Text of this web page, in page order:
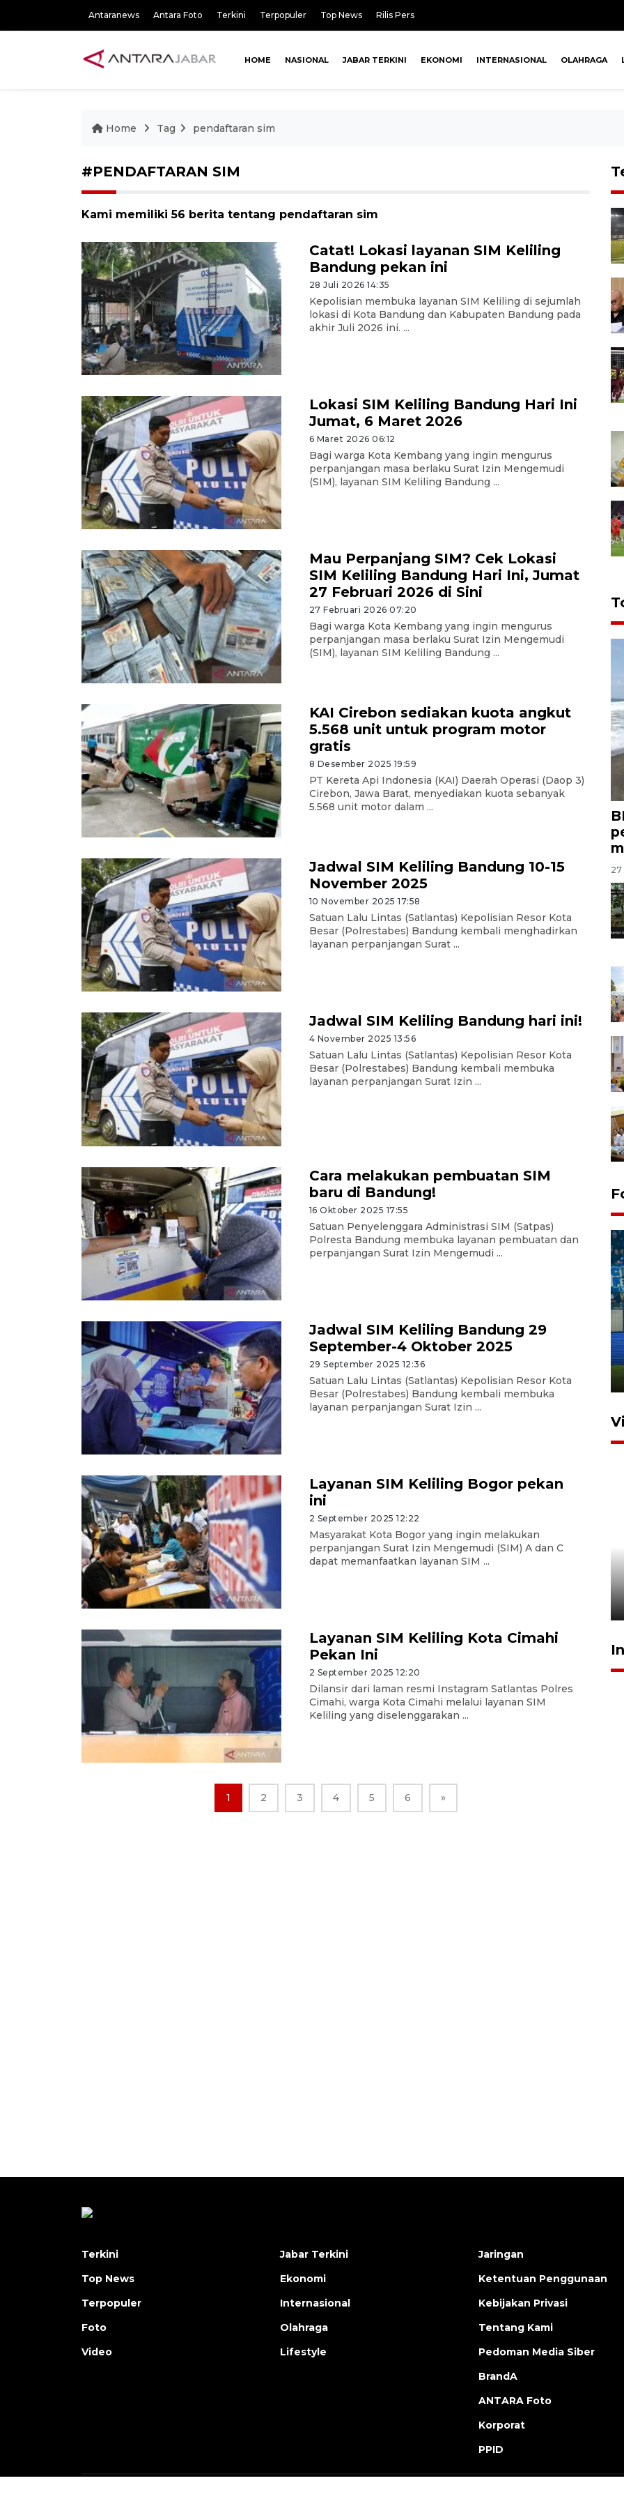
Antaranews Antara Foto Terkini Terpopuler Top News Rilis Pers
HOME NASIONAL JABAR TERKINI EKONOMI INTERNASIONAL OLAHRAGA
Home Tag pendaftaran sim
#PENDAFTARAN SIM
Kami memiliki 56 berita tentang pendaftaran sim
Catat! Lokasi layanan SIM Keliling
Bandung pekan ini
28 Juli 2026 14:35
Kepolisian membuka layanan SIM Keliling di sejumlah
lokasi di Kota Bandung dan Kabupaten Bandung pada
akhir Juli 2026 ini. ...
Lokasi SIM Keliling Bandung Hari Ini
Jumat, 6 Maret 2026
6 Maret 2026 06:12
Bagi warga Kota Kembang yang ingin mengurus
perpanjangan masa berlaku Surat Izin Mengemudi
(SIM), layanan SIM Keliling Bandung ...
Mau Perpanjang SIM? Cek Lokasi
SIM Keliling Bandung Hari Ini, Jumat
27 Februari 2026 di Sini
27 Februari 2026 07:20
Bagi warga Kota Kembang yang ingin mengurus
perpanjangan masa berlaku Surat Izin Mengemudi
(SIM), layanan SIM Keliling Bandung ...
KAI Cirebon sediakan kuota angkut
5.568 unit untuk program motor
gratis
8 Desember 2025 19:59
PT Kereta Api Indonesia (KAI) Daerah Operasi (Daop 3)
Cirebon, Jawa Barat, menyediakan kuota sebanyak
5.568 unit motor dalam ...
Jadwal SIM Keliling Bandung 10-15
November 2025
10 November 2025 17:58
Satuan Lalu Lintas (Satlantas) Kepolisian Resor Kota
Besar (Polrestabes) Bandung kembali menghadirkan
layanan perpanjangan Surat ...
Jadwal SIM Keliling Bandung hari ini!
4 November 2025 13:56
Satuan Lalu Lintas (Satlantas) Kepolisian Resor Kota
Besar (Polrestabes) Bandung kembali membuka
layanan perpanjangan Surat Izin ...
Cara melakukan pembuatan SIM
baru di Bandung!
16 Oktober 2025 17:55
Satuan Penyelenggara Administrasi SIM (Satpas)
Polresta Bandung membuka layanan pembuatan dan
perpanjangan Surat Izin Mengemudi ...
Jadwal SIM Keliling Bandung 29
September-4 Oktober 2025
29 September 2025 12:36
Satuan Lalu Lintas (Satlantas) Kepolisian Resor Kota
Besar (Polrestabes) Bandung kembali membuka
layanan perpanjangan Surat Izin ...
Layanan SIM Keliling Bogor pekan
ini
2 September 2025 12:22
Masyarakat Kota Bogor yang ingin melakukan
perpanjangan Surat Izin Mengemudi (SIM) A dan C
dapat memanfaatkan layanan SIM ...
Layanan SIM Keliling Kota Cimahi
Pekan Ini
2 September 2025 12:20
Dilansir dari laman resmi Instagram Satlantas Polres
Cimahi, warga Kota Cimahi melalui layanan SIM
Keliling yang diselenggarakan ...
1 2 3 4 5 6 »
27
Penutupan latihan bela negara
dan manajerial SPPI di
Balikpapan
31 Juli 2026 18:01
Pigai: Penangkapan begal
tetap kewenangan aparat
Terkini
Top News
Terpopuler
Foto
Video
Jabar Terkini
Ekonomi
Internasional
Olahraga
Lifestyle
Jaringan
Ketentuan Penggunaan
Kebijakan Privasi
Tentang Kami
Pedoman Media Siber
BrandA
ANTARA Foto
Korporat
PPID